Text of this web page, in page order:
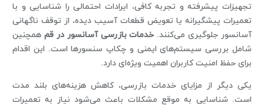
تجهیزات پیشرفته و تجربه کافی، ایرادات احتمالی را شناسایی و با
تعمیرات پیشگیرانه یا تعویض قطعات آسیب‌ دیده، از توقف ناگهانی
آسانسور جلوگیری می‌کنند.خدمات بازرسی آسانسور در قم همچنین
شامل بررسی سیستم‌های ایمنی و چکاپ سنسورها است. این اقدام
برای حفظ امنیت کاربران اهمیت ویژه‌ای دارد.
یکی دیگر از مزایای خدمات بازرسی، کاهش هزینه‌های بلند مدت
است. شناسایی به موقع مشکلات باعث می‌شود نیاز به تعمیرات